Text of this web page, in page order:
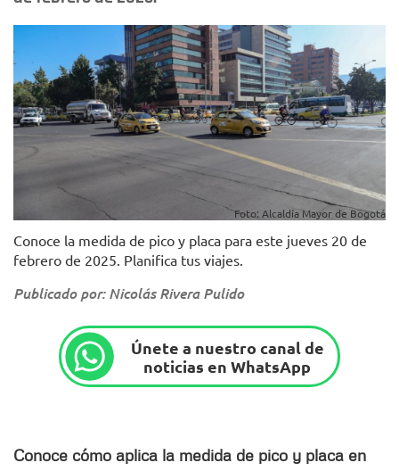
Foto: Alcaldía Mayor de Bogotá
Conoce la medida de pico y placa para este jueves 20 de
febrero de 2025. Planifica tus viajes.
Publicado por: Nicolás Rivera Pulido
Únete a nuestro canal de
noticias en WhatsApp
Conoce cómo aplica la medida de pico y placa en